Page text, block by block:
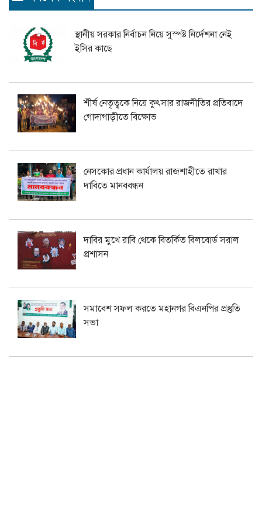
স্থানীয় সরকার নির্বাচন নিয়ে সুস্পষ্ট নির্দেশনা নেই
ইসির কাছে
শীর্ষ নেতৃত্বকে নিয়ে কুৎসার রাজনীতির প্রতিবাদে
গোদাগাড়ীতে বিক্ষোভ
নেসকোর প্রধান কার্যালয় রাজশাহীতে রাখার
দাবিতে মানববন্ধন
দাবির মুখে রাবি থেকে বিতর্কিত বিলবোর্ড সরাল
প্রশাসন
সমাবেশ সফল করতে মহানগর বিএনপির প্রস্তুতি
সভা